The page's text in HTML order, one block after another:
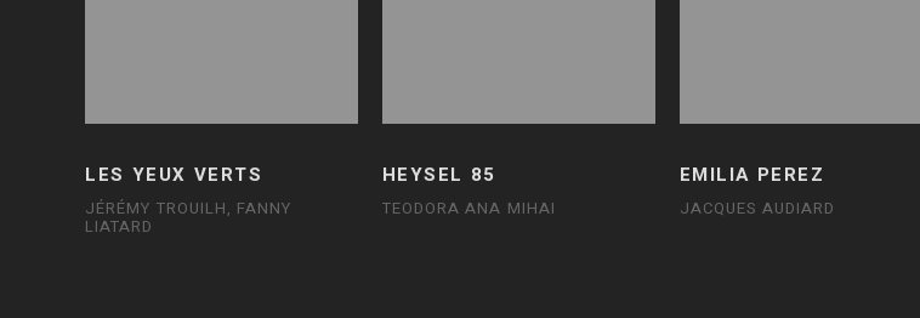
LES YEUX VERTS
JÉRÉMY TROUILH, FANNY
LIATARD
HEYSEL 85
TEODORA ANA MIHAI
EMILIA PEREZ
JACQUES AUDIARD